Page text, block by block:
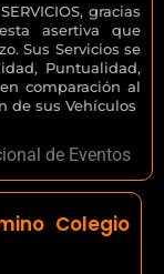
gracias
asertiva que
Sus Servicios se
Puntualidad,
comparación al
de sus Vehículos
de Eventos
Colegio